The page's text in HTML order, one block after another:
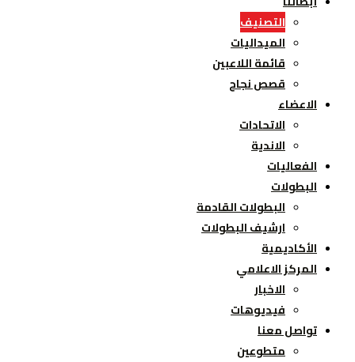
التصنيف
الميداليات
قائمة اللاعبين
قصص نجاح
الاعضاء
الاتحادات
الاندية
الفعاليات
البطولات
البطولات القادمة
ارشيف البطولات
الأكاديمية
المركز الاعلامي
الاخبار
فيديوهات
تواصل معنا
متطوعين